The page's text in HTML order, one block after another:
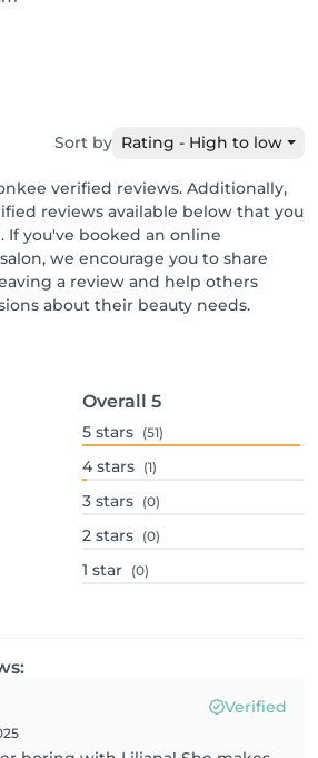
Sort by Rating - High to low
verified reviews. Additionally,
reviews available below that you
If you've booked an online
we encourage you to share
a review and help others
about their beauty needs.
Overall 5
5 stars (51)
4 stars (1)
3 stars (0)
2 stars (0)
1 star (0)
Verified